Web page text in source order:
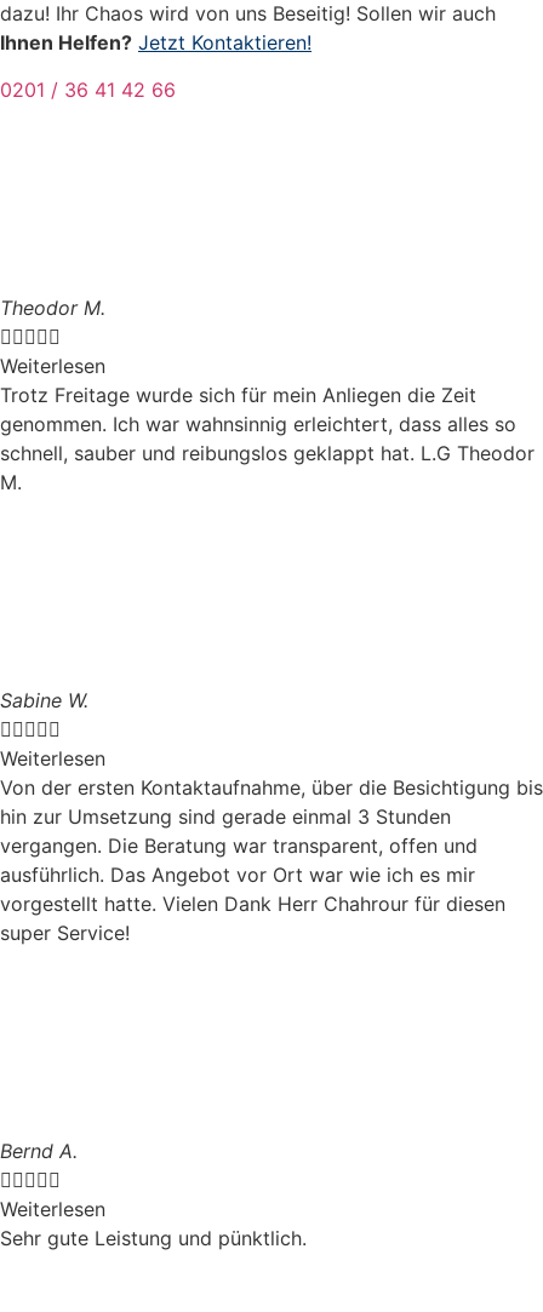
dazu! Ihr Chaos wird von uns Beseitig! Sollen wir auch
Ihnen Helfen? Jetzt Kontaktieren!
0201 / 36 41 42 66
Theodor M.

Weiterlesen
Trotz Freitage wurde sich für mein Anliegen die Zeit
genommen. Ich war wahnsinnig erleichtert, dass alles so
schnell, sauber und reibungslos geklappt hat. L.G Theodor
M.
Sabine W.

Weiterlesen
Von der ersten Kontaktaufnahme, über die Besichtigung bis
hin zur Umsetzung sind gerade einmal 3 Stunden
vergangen. Die Beratung war transparent, offen und
ausführlich. Das Angebot vor Ort war wie ich es mir
vorgestellt hatte. Vielen Dank Herr Chahrour für diesen
super Service!
Bernd A.

Weiterlesen
Sehr gute Leistung und pünktlich.